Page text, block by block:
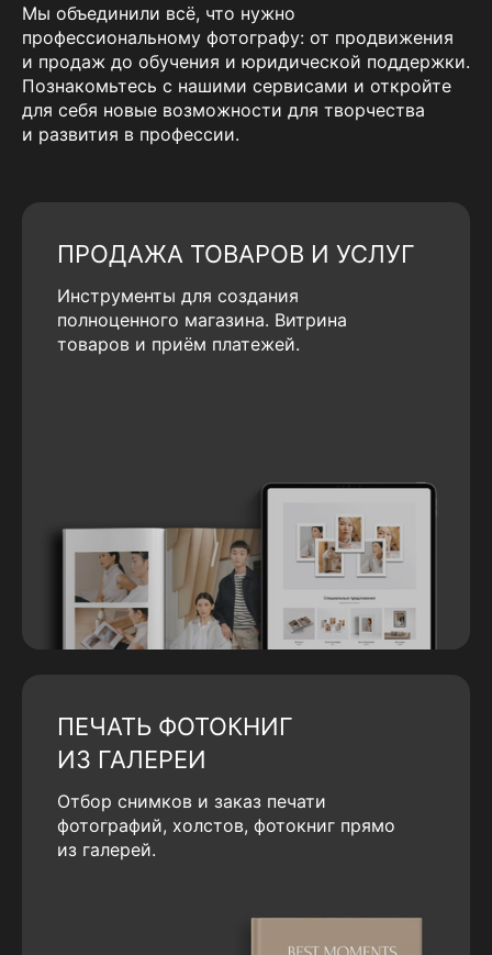
Мы объединили всё, что нужно
профессиональному фотографу: от продвижения
и продаж до обучения и юридической поддержки.
Познакомьтесь с нашими сервисами и откройте
для себя новые возможности для творчества
и развития в профессии.
ПРОДАЖА ТОВАРОВ И УСЛУГ
Инструменты для создания
полноценного магазина. Витрина
товаров и приём платежей.
ПЕЧАТЬ ФОТОКНИГ
ИЗ ГАЛЕРЕИ
Отбор снимков и заказ печати
фотографий, холстов, фотокниг прямо
из галерей.